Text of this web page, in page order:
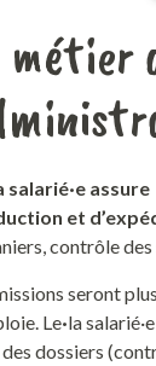
métier
salarié·e
et
contrôle
seront
Le·la
dossiers